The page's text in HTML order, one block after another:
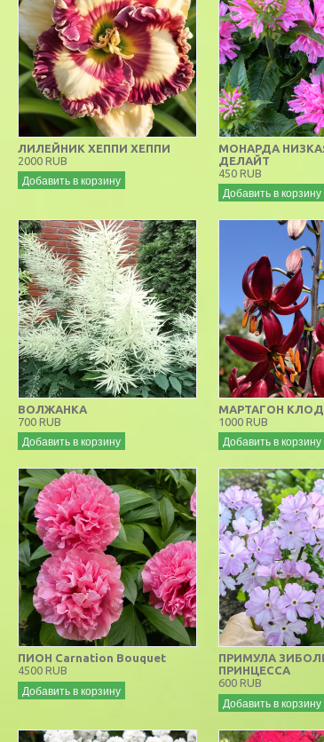
ЛИЛЕЙНИК ХЕППИ ХЕППИ
2000 RUB
Добавить в корзину
МОНАРДА
ДЕЛАЙТ
450 RUB
Добавить в корзину
ВОЛЖАНКА
700 RUB
Добавить в корзину
МАРТАГОН
1000 RUB
Добавить в корзину
ПИОН Carnation Bouquet
4500 RUB
Добавить в корзину
ПРИМУЛА
ПРИНЦЕССА
600 RUB
Добавить в корзину